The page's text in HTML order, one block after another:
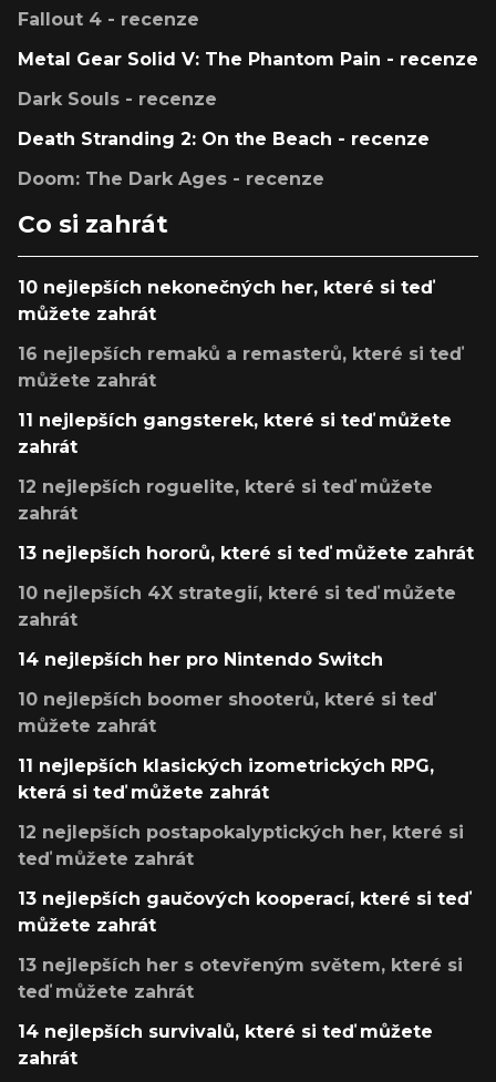
Fallout 4 - recenze
Metal Gear Solid V: The Phantom Pain - recenze
Dark Souls - recenze
Death Stranding 2: On the Beach - recenze
Doom: The Dark Ages - recenze
Co si zahrát
10 nejlepších nekonečných her, které si teď
můžete zahrát
16 nejlepších remaků a remasterů, které si teď
můžete zahrát
11 nejlepších gangsterek, které si teď můžete
zahrát
12 nejlepších roguelite, které si teď můžete
zahrát
13 nejlepších hororů, které si teď můžete zahrát
10 nejlepších 4X strategií, které si teď můžete
zahrát
14 nejlepších her pro Nintendo Switch
10 nejlepších boomer shooterů, které si teď
můžete zahrát
11 nejlepších klasických izometrických RPG,
která si teď můžete zahrát
12 nejlepších postapokalyptických her, které si
teď můžete zahrát
13 nejlepších gaučových kooperací, které si teď
můžete zahrát
13 nejlepších her s otevřeným světem, které si
teď můžete zahrát
14 nejlepších survivalů, které si teď můžete
zahrát